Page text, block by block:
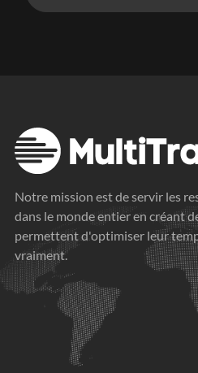
Notre mission est de servir les
dans le monde entier en créant
permettent d'optimiser leur
vraiment.